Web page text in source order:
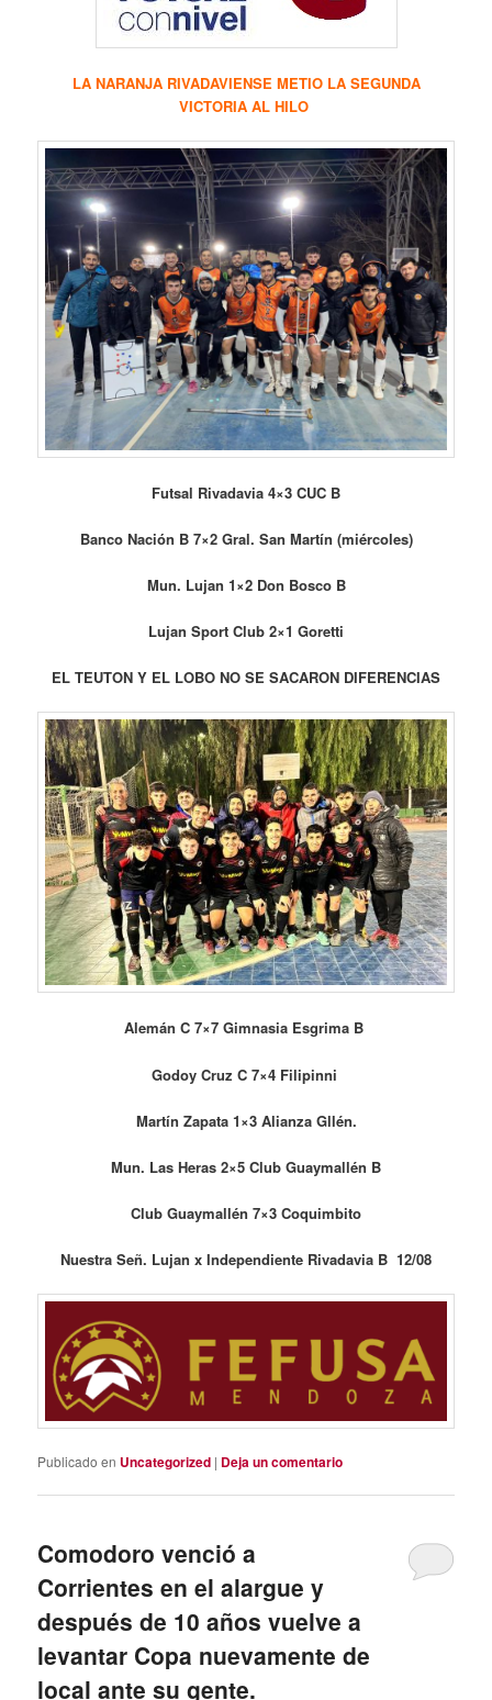
LA NARANJA RIVADAVIENSE METIO LA SEGUNDA
VICTORIA AL HILO
Futsal Rivadavia 4×3 CUC B
Banco Nación B 7×2 Gral. San Martín (miércoles)
Mun. Lujan 1×2 Don Bosco B
Lujan Sport Club 2×1 Goretti
EL TEUTON Y EL LOBO NO SE SACARON DIFERENCIAS
Alemán C 7×7 Gimnasia Esgrima B
Godoy Cruz C 7×4 Filipinni
Martín Zapata 1×3 Alianza Gllén.
Mun. Las Heras 2×5 Club Guaymallén B
Club Guaymallén 7×3 Coquimbito
Nuestra Señ. Lujan x Independiente Rivadavia B 12/08
Publicado en Uncategorized | Deja un comentario
Comodoro venció a
Corrientes en el alargue y
después de 10 años vuelve a
levantar Copa nuevamente de
local ante su gente.